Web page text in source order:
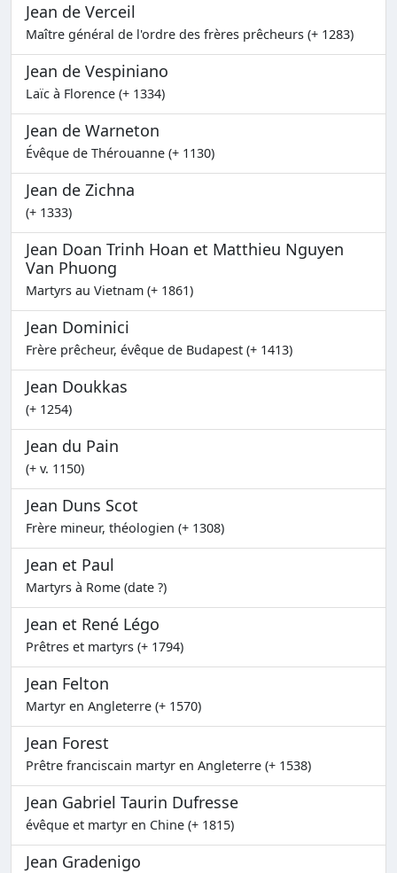
Jean de Verceil
Maître général de l'ordre des frères prêcheurs (+ 1283)
Jean de Vespiniano
Laïc à Florence (+ 1334)
Jean de Warneton
Évêque de Thérouanne (+ 1130)
Jean de Zichna
(+ 1333)
Jean Doan Trinh Hoan et Matthieu Nguyen
Van Phuong
Martyrs au Vietnam (+ 1861)
Jean Dominici
Frère prêcheur, évêque de Budapest (+ 1413)
Jean Doukkas
(+ 1254)
Jean du Pain
(+ v. 1150)
Jean Duns Scot
Frère mineur, théologien (+ 1308)
Jean et Paul
Martyrs à Rome (date ?)
Jean et René Légo
Prêtres et martyrs (+ 1794)
Jean Felton
Martyr en Angleterre (+ 1570)
Jean Forest
Prêtre franciscain martyr en Angleterre (+ 1538)
Jean Gabriel Taurin Dufresse
évêque et martyr en Chine (+ 1815)
Jean Gradenigo